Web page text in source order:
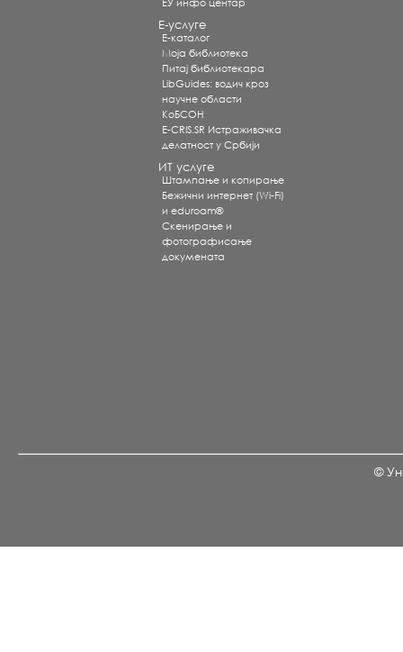
Е-услуге
Е-каталог
Моја библиотека
Питај библиотекара
LibGuides: водич кроз
научне области
КоБСОН
E-CRIS.SR Истраживачка
делатност у Србији
ИТ услуге
Штампање и копирање
Бежични интернет (Wi-Fi)
и eduroam®
Скенирање и
фотографисање
докумената
©